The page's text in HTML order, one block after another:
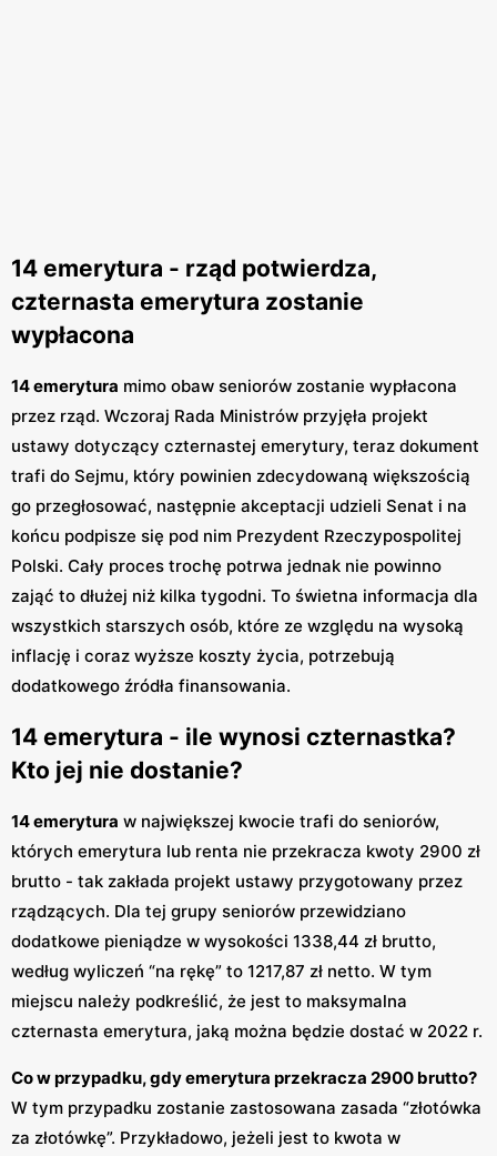
14 emerytura - rząd potwierdza,
czternasta emerytura zostanie
wypłacona
14 emerytura mimo obaw seniorów zostanie wypłacona
przez rząd. Wczoraj Rada Ministrów przyjęła projekt
ustawy dotyczący czternastej emerytury, teraz dokument
trafi do Sejmu, który powinien zdecydowaną większością
go przegłosować, następnie akceptacji udzieli Senat i na
końcu podpisze się pod nim Prezydent Rzeczypospolitej
Polski. Cały proces trochę potrwa jednak nie powinno
zająć to dłużej niż kilka tygodni. To świetna informacja dla
wszystkich starszych osób, które ze względu na wysoką
inflację i coraz wyższe koszty życia, potrzebują
dodatkowego źródła finansowania.
14 emerytura - ile wynosi czternastka?
Kto jej nie dostanie?
14 emerytura w największej kwocie trafi do seniorów,
których emerytura lub renta nie przekracza kwoty 2900 zł
brutto - tak zakłada projekt ustawy przygotowany przez
rządzących. Dla tej grupy seniorów przewidziano
dodatkowe pieniądze w wysokości 1338,44 zł brutto,
według wyliczeń “na rękę” to 1217,87 zł netto. W tym
miejscu należy podkreślić, że jest to maksymalna
czternasta emerytura, jaką można będzie dostać w 2022 r.
Co w przypadku, gdy emerytura przekracza 2900 brutto?
W tym przypadku zostanie zastosowana zasada “złotówka
za złotówkę”. Przykładowo, jeżeli jest to kwota w